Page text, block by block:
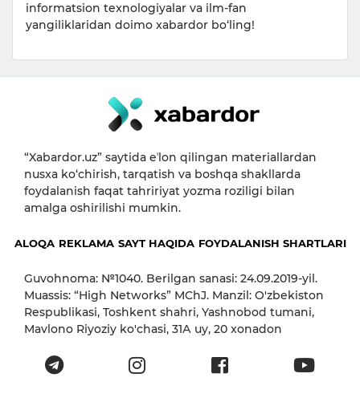
informatsion texnologiyalar va ilm-fan
yangiliklaridan doimo xabardor bo‘ling!
“Xabardor.uz” saytida eʼlon qilingan materiallardan
nusxa ko‘chirish, tarqatish va boshqa shakllarda
foydalanish faqat tahririyat yozma roziligi bilan
amalga oshirilishi mumkin.
ALOQA REKLAMA SAYT HAQIDA FOYDALANISH SHARTLARI
Guvohnoma: №1040. Berilgan sanasi: 24.09.2019-yil.
Muassis: “High Networks” MChJ. Manzil: O'zbekiston
Respublikasi, Toshkent shahri, Yashnobod tumani,
Mavlono Riyoziy ko'chasi, 31А uy, 20 xonadon